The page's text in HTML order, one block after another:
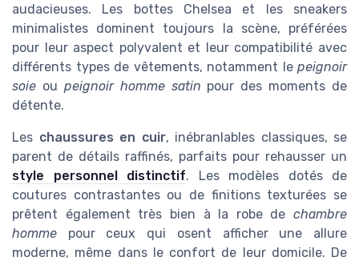
audacieuses. Les bottes Chelsea et les sneakers
minimalistes dominent toujours la scène, préférées
pour leur aspect polyvalent et leur compatibilité avec
différents types de vêtements, notamment le peignoir
soie ou peignoir homme satin pour des moments de
détente.
Les chaussures en cuir, inébranlables classiques, se
parent de détails raffinés, parfaits pour rehausser un
style personnel distinctif. Les modèles dotés de
coutures contrastantes ou de finitions texturées se
prêtent également très bien à la robe de chambre
homme pour ceux qui osent afficher une allure
moderne, même dans le confort de leur domicile. De